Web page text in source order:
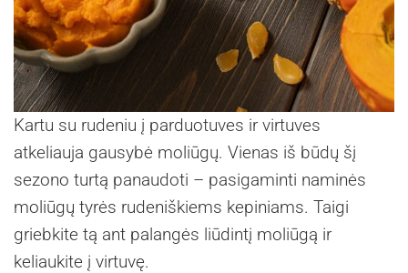
Kartu su rudeniu į parduotuves ir virtuves
atkeliauja gausybė moliūgų. Vienas iš būdų šį
sezono turtą panaudoti – pasigaminti naminės
moliūgų tyrės rudeniškiems kepiniams. Taigi
griebkite tą ant palangės liūdintį moliūgą ir
keliaukite į virtuvę.